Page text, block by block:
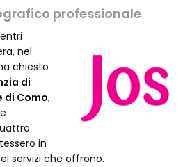
professionale
nel
chiesto
di
di Como,
in
servizi che offrono.